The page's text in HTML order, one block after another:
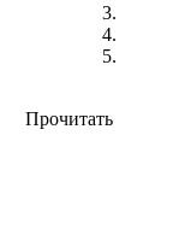
Прочитать